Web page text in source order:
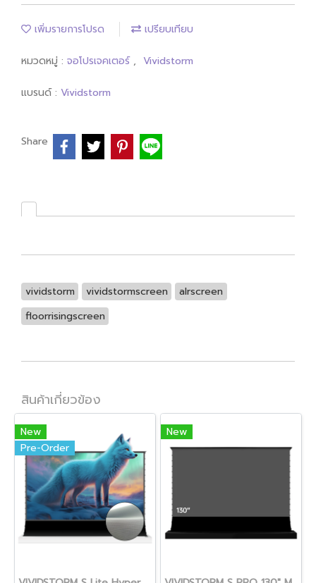
เพิ่มรายการโปรด เปรียบเทียบ
หมวดหมู่ : จอโปรเจคเตอร์ , Vividstorm
แบรนด์ : Vividstorm
Share
vividstorm vividstormscreen
alrscreen
floorrisingscreen
สินค้าเกี่ยวข้อง
New
Pre-Order
New